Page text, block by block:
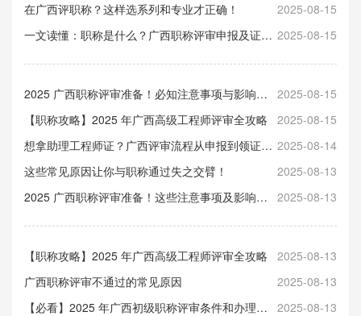
2025-08-15
在广西评职称？这样选系列和专业才正确！
2025-08-15
一文读懂：职称是什么？广西职称评审申报及证书获取全攻略
2025-08-15
2025 广西职称评审准备！必知注意事项与影响解析
2025-08-15
【职称攻略】2025 年广西高级工程师评审全攻略
2025-08-14
想拿助理工程师证？广西评审流程从申报到领证一步到位
2025-08-13
这些常见原因让你与职称通过失之交臂！
2025-08-13
2025 广西职称评审准备！这些注意事项及影响需知晓
2025-08-13
【职称攻略】2025 年广西高级工程师评审全攻略
2025-08-13
广西职称评审不通过的常见原因
2025-08-13
【必看】2025 年广西初级职称评审条件和办理流程指南